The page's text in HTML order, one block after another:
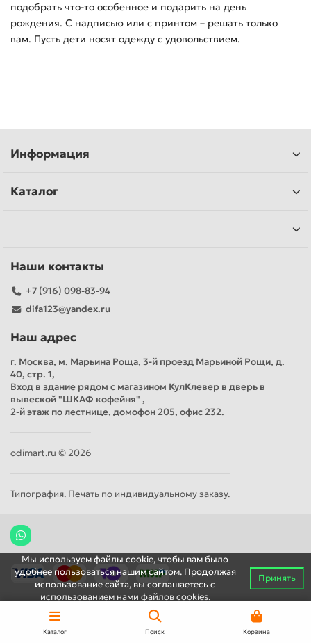
подобрать что-то особенное и подарить на день
рождения. С надписью или с принтом – решать только
вам. Пусть дети носят одежду с удовольствием.
Информация
Каталог
Наши контакты
+7 (916) 098-83-94
difa123@yandex.ru
Наш адрес
г. Москва, м. Марьина Роща, 3-й проезд Марьиной Рощи, д.
40, стр. 1,
Вход в здание рядом с магазином КулКлевер в дверь в
вывеской "ШКАФ кофейня" ,
2-й этаж по лестнице, домофон 205, офис 232.
odimart.ru © 2026
Типография. Печать по индивидуальному заказу.
Мы используем файлы cookie, чтобы вам было
удобнее пользоваться нашим сайтом. Продолжая
использование сайта, вы соглашаетесь c
использованием нами файлов cookies.
Принять
Каталог Поиск Корзина